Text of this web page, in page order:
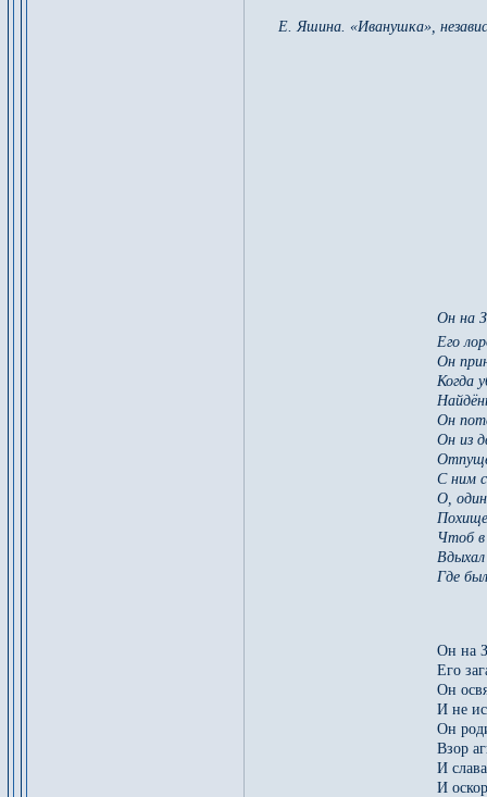
Е. Яшина. «Иванушка»,
Он на
Его
Он
Когда
Он
Он из
С ним
О,
Чтоб в
Вдыхал
Где
Он на
Его
Он
И не
Он
Взор
И
И